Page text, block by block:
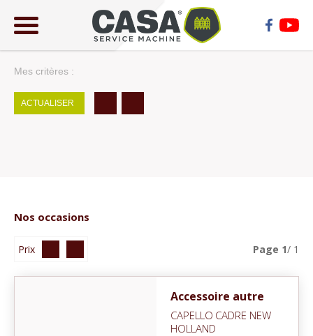
Mes critères :
ACTUALISER
Nos occasions
Prix Page 1/ 1
Accessoire autre
CAPELLO CADRE NEW
HOLLAND